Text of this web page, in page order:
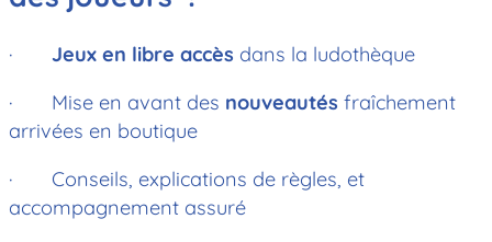
· Jeux en libre accès dans la ludothèque
· Mise en avant des nouveautés fraîchement
arrivées en boutique
· Conseils, explications de règles, et
accompagnement assuré